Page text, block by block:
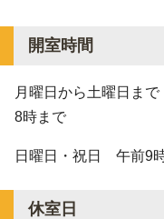
開室時間
月曜日から土曜日ま
8時まで
日曜日・祝日 午前9
休室日